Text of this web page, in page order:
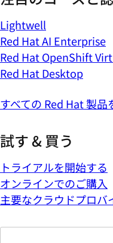
Lightwell
Red Hat AI Enterprise
Red Hat OpenShift
Red Hat Desktop
すべての Red Hat 製品
試す & 買う
トライアルを開始する
オンラインでのご購入
主要なクラウドプロバ